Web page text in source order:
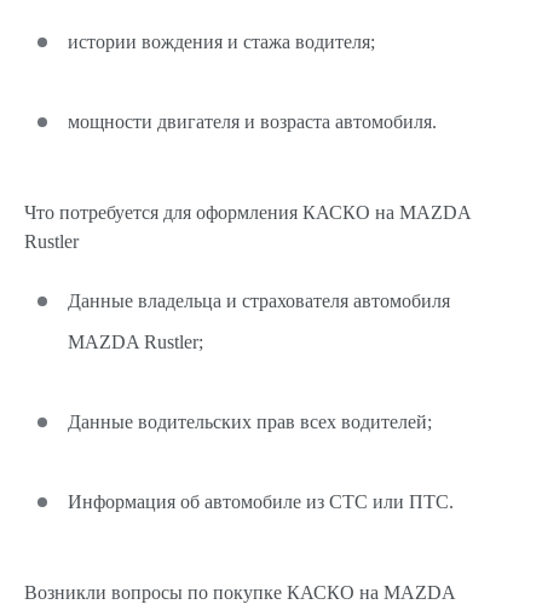
истории вождения и стажа водителя;
мощности двигателя и возраста автомобиля.
Что потребуется для оформления КАСКО на MAZDA
Rustler
Данные владельца и страхователя автомобиля
MAZDA Rustler;
Данные водительских прав всех водителей;
Информация об автомобиле из СТС или ПТС.
Возникли вопросы по покупке КАСКО на MAZDA